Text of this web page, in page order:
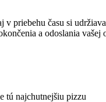
v priebehu času si
a odoslania vašej
tú najchutnejšiu pizzu